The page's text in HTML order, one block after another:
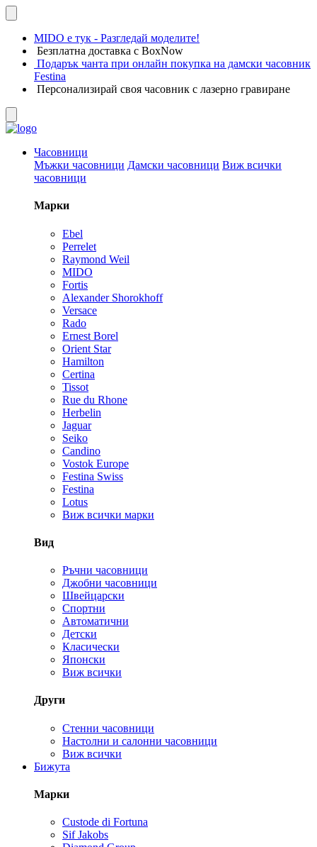
MIDO е тук - Разгледай моделите!
Безплатна доставка с BoxNow
Подарък чанта при онлайн покупка на дамски часовник
Festina
Персонализирай своя часовник с лазерно гравиране
Часовници
Мъжки часовници Дамски часовници Виж всички
часовници
Марки
Ebel
Perrelet
Raymond Weil
MIDO
Fortis
Alexander Shorokhoff
Versace
Rado
Ernest Borel
Orient Star
Hamilton
Certina
Tissot
Rue du Rhone
Herbelin
Jaguar
Seiko
Candino
Vostok Europe
Festina Swiss
Festina
Lotus
Виж всички марки
Вид
Ръчни часовници
Джобни часовници
Швейцарски
Спортни
Автоматични
Детски
Класически
Японски
Виж всички
Други
Стенни часовници
Настолни и салонни часовници
Виж всички
Бижута
Марки
Custode di Fortuna
Sif Jakobs